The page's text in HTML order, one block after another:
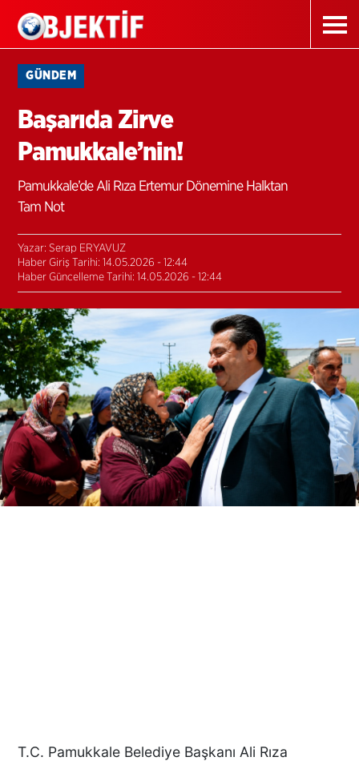
GÜNDEM
Başarıda Zirve
Pamukkale’nin!
Pamukkale’de Ali Rıza Ertemur Dönemine Halktan
Tam Not
Yazar: Serap ERYAVUZ
Haber Giriş Tarihi: 14.05.2026 - 12:44
Haber Güncelleme Tarihi: 14.05.2026 - 12:44
T.C. Pamukkale Belediye Başkanı Ali Rıza